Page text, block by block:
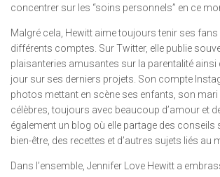
concentrer sur les “soins personnels” en ce
Malgré cela, Hewitt aime toujours tenir ses
différents comptes. Sur Twitter, elle publie
plaisanteries amusantes sur la parentalité ainsi
jour sur ses derniers projets. Son compte
photos mettant en scène ses enfants, son mari
célèbres, toujours avec beaucoup d’amour et
également un blog où elle partage des conseils
bien-être, des recettes et d’autres sujets liés au
Dans l’ensemble, Jennifer Love Hewitt a